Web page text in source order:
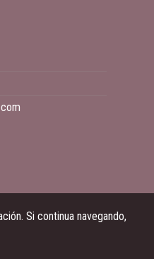
Si continua navegando,